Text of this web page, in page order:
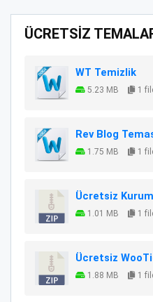
ÜCRETSİZ
WT Temizlik
5.23 MB 1
Rev Blog
1.75 MB 1
Ücretsiz
1.01 MB 1
Ücretsiz
1.88 MB 1